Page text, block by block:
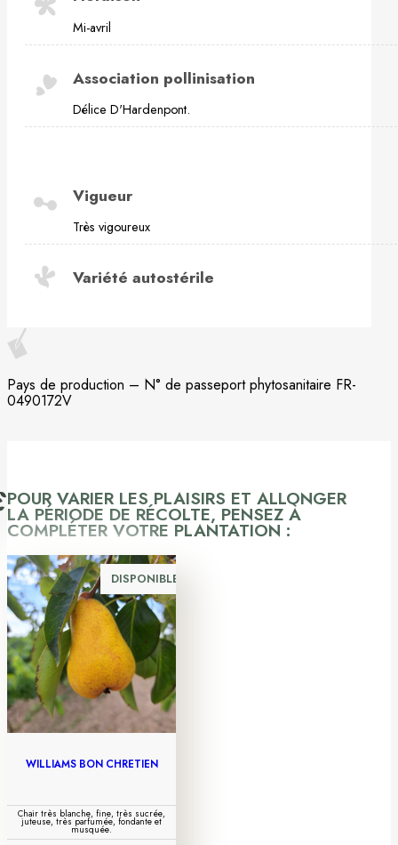
Mi-avril
Association pollinisation
Délice D'Hardenpont.
Vigueur
Très vigoureux
Variété autostérile
Pays de production – N° de passeport phytosanitaire FR-
0490172V
POUR VARIER LES PLAISIRS ET ALLONGER
LA PÉRIODE DE RÉCOLTE, PENSEZ À
COMPLÉTER VOTRE PLANTATION :
DISPONIBLE
WILLIAMS BON CHRÉTIEN
Chair très blanche, fine, très sucrée,
juteuse, très parfumée, fondante et
musquée.